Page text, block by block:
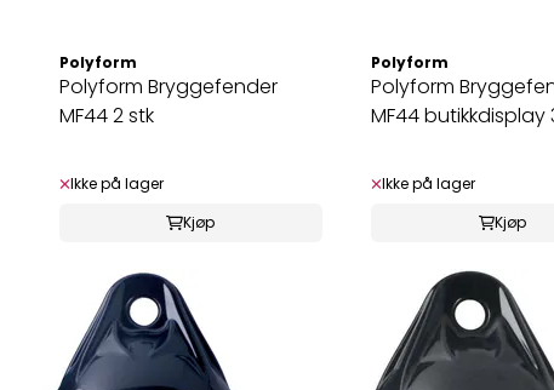
Polyform
Polyform Bryggefender
MF44 2 stk
Ikke på lager
Kjøp
Polyform
Polyform
MF44 butikkdisplay
Ikke på lager
Kjøp